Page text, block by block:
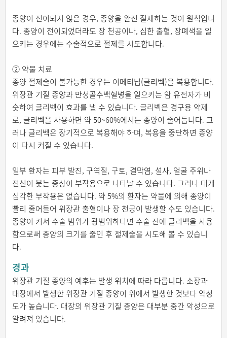
종양이 전이되지 않은 경우, 종양을 완전 절제하는 것이 원칙입니
다. 종양이 전이되었더라도 장 천공이나, 심한 출혈, 장폐색을 일
으키는 경우에는 수술적으로 절제를 시도합니다.
② 약물 치료
종양 절제술이 불가능한 경우는 이메티닙(글리벡)을 복용합니다.
위장관 기질 종양과 만성골수백혈병을 일으키는 암 유전자가 비
슷하여 글리벡이 효과를 낼 수 있습니다. 글리벡은 경구용 약제
로, 글리벡을 사용하면 약 50~60%에서는 종양이 줄어듭니다. 그
러나 글리벡은 장기적으로 복용해야 하며, 복용을 중단하면 종양
이 다시 커질 수 있습니다.
일부 환자는 피부 발진, 구역질, 구토, 결막염, 설사, 얼굴 주위나
전신이 붓는 증상이 부작용으로 나타날 수 있습니다. 그러나 대개
심각한 부작용은 없습니다. 약 5%의 환자는 약물에 의해 종양이
빨리 줄어들어 위장관 출혈이나 장 천공이 발생할 수도 있습니다.
종양이 커서 수술 범위가 광범위하다면 수술 전에 글리벡을 사용
함으로써 종양의 크기를 줄인 후 절제술을 시도해 볼 수 있습니
다.
경과
위장관 기질 종양의 예후는 발생 위치에 따라 다릅니다. 소장과
대장에서 발생한 위장관 기질 종양이 위에서 발생한 것보다 악성
도가 높습니다. 대장의 위장관 기질 종양은 대부분 중간 악성으로
알려져 있습니다.